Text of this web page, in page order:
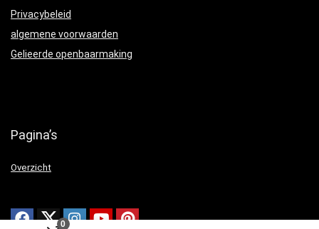
0
Privacybeleid
algemene voorwaarden
Gelieerde openbaarmaking
Pagina’s
Overzicht